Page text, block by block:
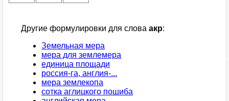
Другие формулировки для слова акр:
Земельная мера
мера для землемера
единица площади
россия-га, англия-...
мера землекопа
сотка аглицкого пошиба